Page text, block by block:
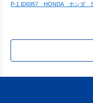
P-1 ID6957　HONDA　ホンダ